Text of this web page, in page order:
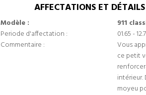
AFFECTATIONS ET
Modèle :
911
Periode d'affectation :
01.65 -
Commentaire :
Vous
ce petit
intérieur.
moyeu